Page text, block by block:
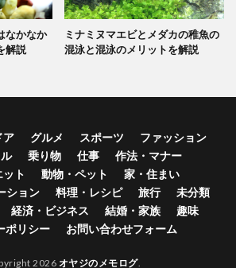
なかなか
解説
ミナミヌマエビとメダカの稚魚の
混泳と混泳のメリットを解説
ア グルメ スポーツ
ファッション
乗り物 仕事
作法・マナー
ト
動物・ペット
家・住まい
ション
料理・レシピ 旅行
未分類
経済・ビジネス 結婚・家族
趣味
ポリシー
お問い合わせフォーム
2026 オヤジのメモログ.